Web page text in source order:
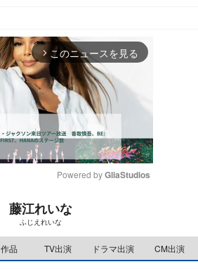
arrow_forward_ios このニュースを見る
e
Powered by GliaStudios
藤江れいな
ふじえれいな
作品 TV出演 ドラマ出演 CM出演